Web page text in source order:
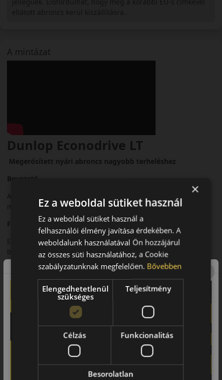
A mintázat
Dunlop Econodrive LT
Megerősített nyári abroncs nagyobb terheléshez
Bevezető
Az Econodrive LT a Dunlop haszonjármű-abroncsának
megerősített változata, nagyobb terhelhetőséghez.
Futófelület és tapadás
Erősített szerkezete fokozott stabilitást és kopásállóságot
biztosít.
Biztonsági jellemzők
Megbízható fékezés és stabil viselkedés nagy terhelés mellett
Komfort és zajszint
Kiegyensúlyozott zajszint intenzív használat során is.
Felhasználási ajánlás
Kisteherautókhoz, fokozott terhelésű nyári használatra.
×
Ez a weboldal sütiket használ
Ez a weboldal sütiket használ a
felhasználói élmény javítása érdekében. A
weboldalunk használatával Ön hozzájárul
az összes süti használatához, a Cookie
szabályzatunknak megfelelően. Bővebben
Elengedhetetlenül
szükséges
Teljesítmény
Célzás Funkcionalitás
Besorolatlan